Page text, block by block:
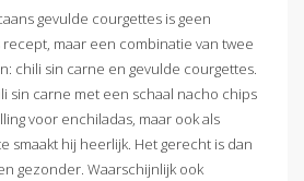
gevulde courgettes is geen
maar een combinatie van twee
chili sin carne en gevulde courgettes.
sin carne met een schaal nacho chips
voor enchiladas, maar ook als
smaakt hij heerlijk. Het gerecht is dan
gezonder. Waarschijnlijk ook